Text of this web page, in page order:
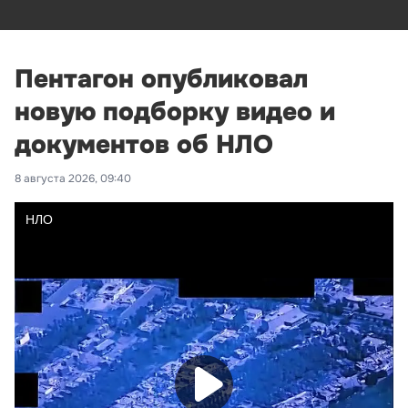
Пентагон опубликовал
новую подборку видео и
документов об НЛО
8 августа 2026, 09:40